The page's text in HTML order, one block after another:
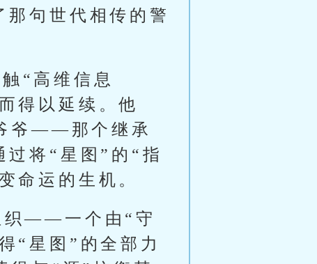
句世代相传的警
“高维信息
得以延续。他
爷——那个继承
将“星图”的“指
命运的生机。
织——一个由“守
“星图”的全部力